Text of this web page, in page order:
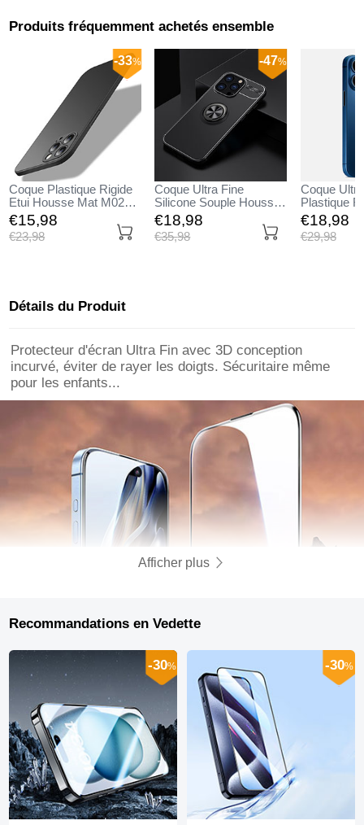
Produits fréquemment achetés ensemble
Coque Plastique Rigide
Etui Housse Mat M02
pour Apple iPhone 15
Pro Max Noir
€15,98
€23,98
-33%
Coque Ultra Fine
Silicone Souple Housse
Etui avec Support Bague
Anneau Aimante
Magnetique A05 pour
€18,98
€35,98
-47%
Coque
Plastique
Housse
U02 pour
15 Pro Max
€18,98
€29,98
Détails du Produit
Protecteur d'écran Ultra Fin avec 3D conception
incurvé, éviter de rayer les doigts. Sécuritaire même
pour les enfants...
Afficher plus
Recommandations en Vedette
-30% -30%